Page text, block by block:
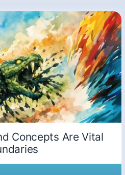
Concepts Are Vital